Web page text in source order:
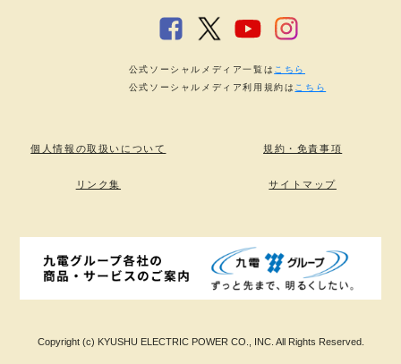
個人情報の取扱いについて 規約・免責事項
リンク集 サイトマップ
Copyright (c) KYUSHU ELECTRIC POWER CO., INC. All Rights Reserved.
公式ソーシャルメディア一覧は こちら
公式ソーシャルメディア利用規約は こちら